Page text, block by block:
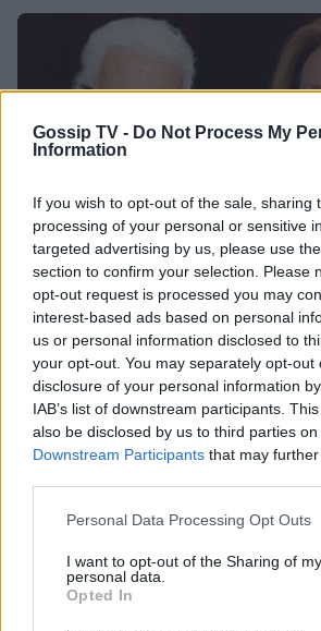
Gossip TV - Do Not Process My
Information
If you wish to opt-out of the sale, sharing
processing of your personal or sensitive
targeted advertising by us, please use
section to confirm your selection. Please
opt-out request is processed you may
interest-based ads based on personal
us or personal information disclosed to
your opt-out. You may separately opt-out
disclosure of your personal information
IAB’s list of downstream participants.
also be disclosed by us to third parties on
Downstream Participants that may
Personal Data Processing Opt Outs
I want to opt-out of the Sharing of my
personal data.
Opted In
HOLLYWOOD
Όσκαρ 2017: Πόλεμος για το
Meryl Streep στο κόκκινο
00:39 @27-02-2017